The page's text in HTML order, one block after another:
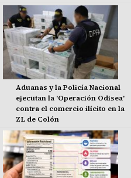
Aduanas y la Policía Nacional
ejecutan la 'Operación Odisea'
contra el comercio ilícito en la
ZL de Colón